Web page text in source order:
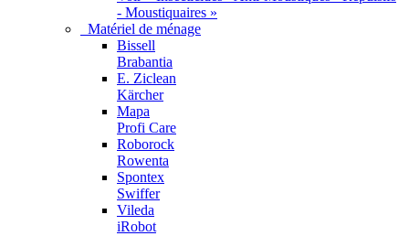
- Moustiquaires »
Matériel de ménage
Bissell
Brabantia
E. Ziclean
Kärcher
Mapa
Profi Care
Roborock
Rowenta
Spontex
Swiffer
Vileda
iRobot